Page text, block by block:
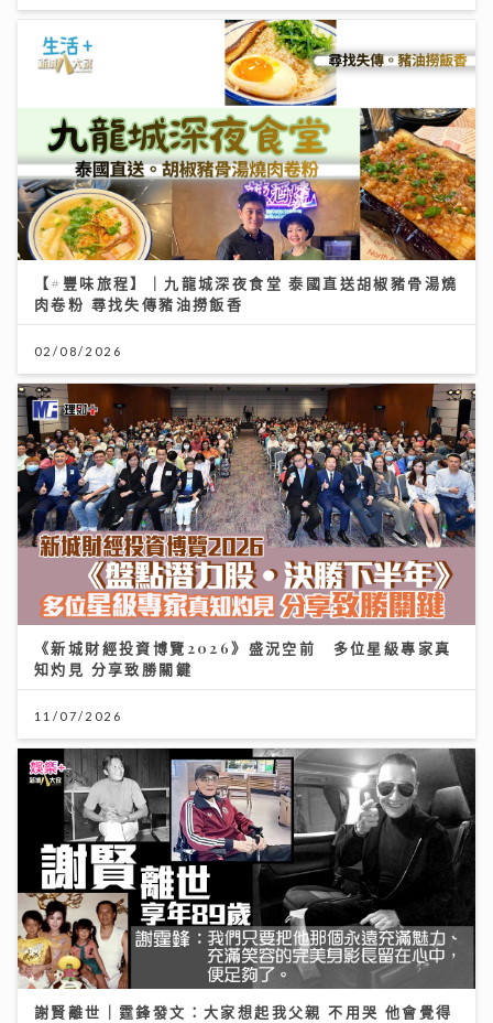
【#豐味旅程】｜九龍城深夜食堂 泰國直送胡椒豬骨湯燒
肉卷粉 尋找失傳豬油撈飯香
02/08/2026
《新城財經投資博覽2026》盛況空前 多位星級專家真
知灼見 分享致勝關鍵
11/07/2026
謝賢離世｜霆鋒發文：大家想起我父親 不用哭 他會覺得